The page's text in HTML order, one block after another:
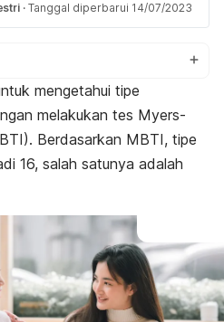
· Tanggal diperbarui 14/07/2023
mengetahui tipe
melakukan tes Myers-
Berdasarkan MBTI, tipe
16, salah satunya adalah